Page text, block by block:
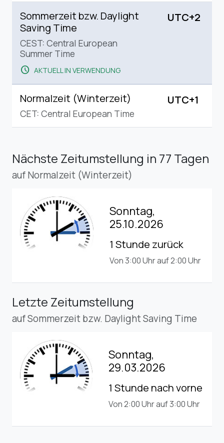
Sommerzeit bzw. Daylight
Saving Time
CEST: Central European
Summer Time
schedule AKTUELL IN VERWENDUNG
UTC+2
Normalzeit (Winterzeit)
CET: Central European Time
UTC+1
Nächste Zeitumstellung in 77 Tagen
auf Normalzeit (Winterzeit)
Sonntag,
25.10.2026
1 Stunde zurück
Von 3:00 Uhr auf 2:00 Uhr
Letzte Zeitumstellung
auf Sommerzeit bzw. Daylight Saving Time
Sonntag,
29.03.2026
1 Stunde nach vorne
Von 2:00 Uhr auf 3:00 Uhr